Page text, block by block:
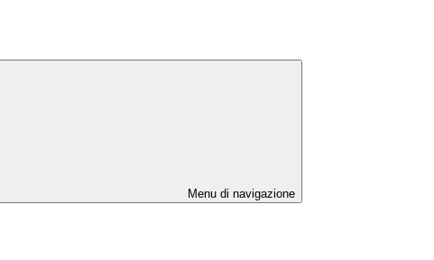
Menu di navigazione